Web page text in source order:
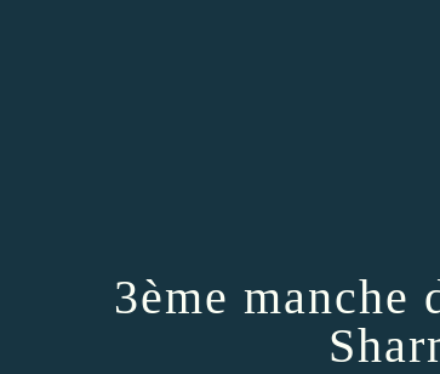
3ème manche